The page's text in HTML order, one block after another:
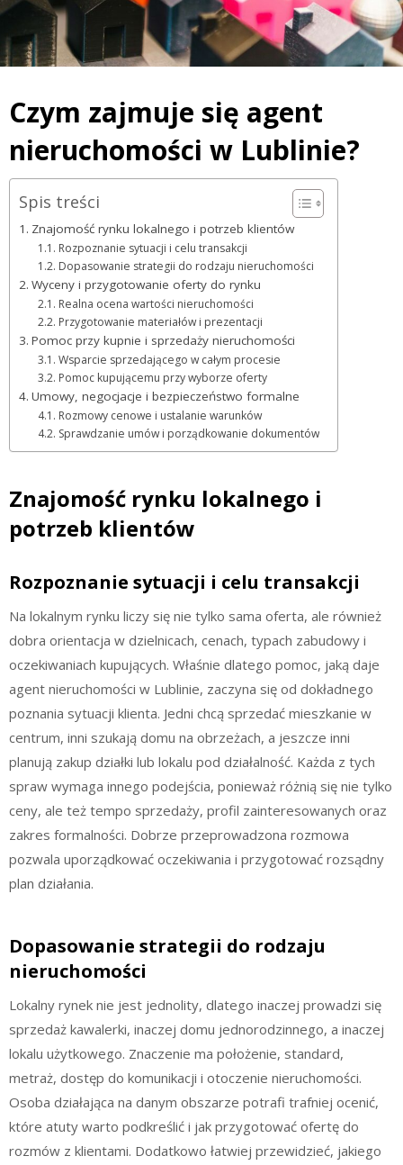
Czym zajmuje się agent
nieruchomości w Lublinie?
Spis treści
Znajomość rynku lokalnego i potrzeb klientów
Rozpoznanie sytuacji i celu transakcji
Dopasowanie strategii do rodzaju nieruchomości
Wyceny i przygotowanie oferty do rynku
Realna ocena wartości nieruchomości
Przygotowanie materiałów i prezentacji
Pomoc przy kupnie i sprzedaży nieruchomości
Wsparcie sprzedającego w całym procesie
Pomoc kupującemu przy wyborze oferty
Umowy, negocjacje i bezpieczeństwo formalne
Rozmowy cenowe i ustalanie warunków
Sprawdzanie umów i porządkowanie dokumentów
Znajomość rynku lokalnego i
potrzeb klientów
Rozpoznanie sytuacji i celu transakcji
Na lokalnym rynku liczy się nie tylko sama oferta, ale również
dobra orientacja w dzielnicach, cenach, typach zabudowy i
oczekiwaniach kupujących. Właśnie dlatego pomoc, jaką daje
agent nieruchomości w Lublinie, zaczyna się od dokładnego
poznania sytuacji klienta. Jedni chcą sprzedać mieszkanie w
centrum, inni szukają domu na obrzeżach, a jeszcze inni
planują zakup działki lub lokalu pod działalność. Każda z tych
spraw wymaga innego podejścia, ponieważ różnią się nie tylko
ceny, ale też tempo sprzedaży, profil zainteresowanych oraz
zakres formalności. Dobrze przeprowadzona rozmowa
pozwala uporządkować oczekiwania i przygotować rozsądny
plan działania.
Dopasowanie strategii do rodzaju
nieruchomości
Lokalny rynek nie jest jednolity, dlatego inaczej prowadzi się
sprzedaż kawalerki, inaczej domu jednorodzinnego, a inaczej
lokalu użytkowego. Znaczenie ma położenie, standard,
metraż, dostęp do komunikacji i otoczenie nieruchomości.
Osoba działająca na danym obszarze potrafi trafniej ocenić,
które atuty warto podkreślić i jak przygotować ofertę do
rozmów z klientami. Dodatkowo łatwiej przewidzieć, jakiego